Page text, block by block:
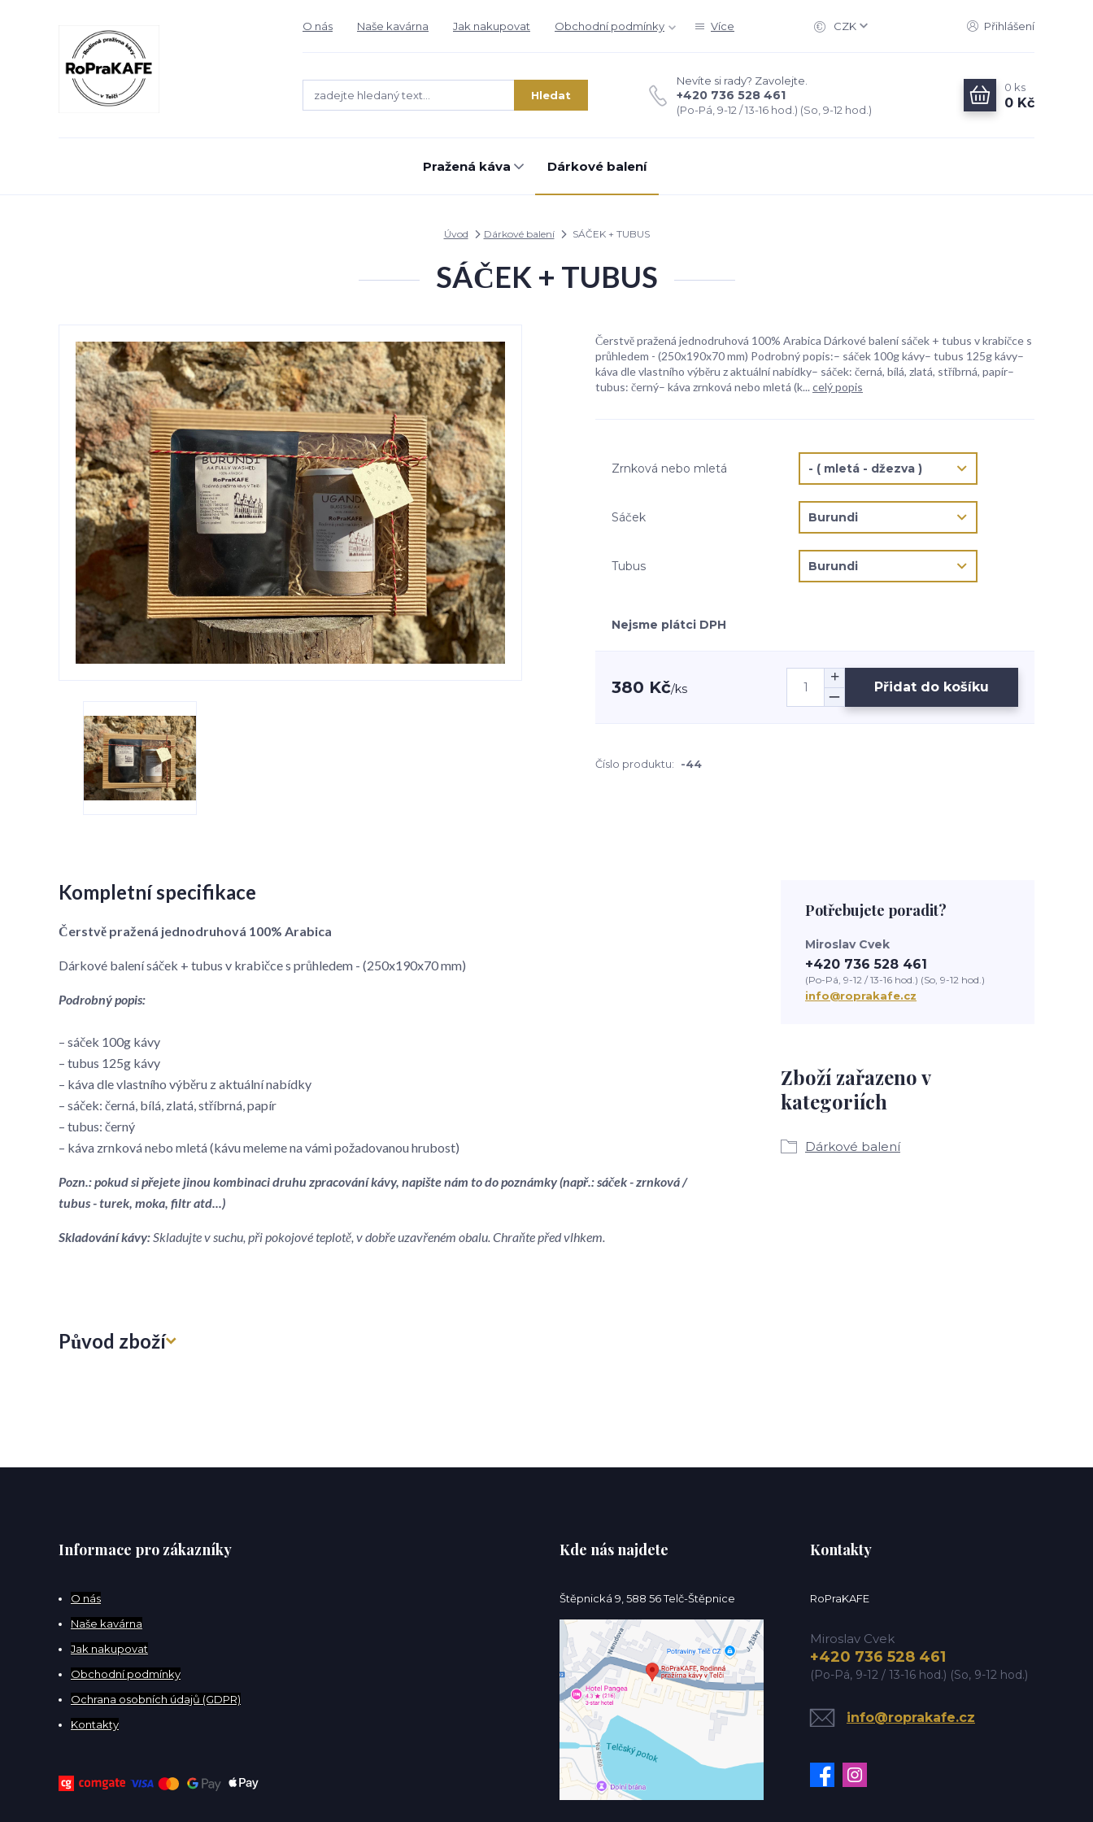
O nás Naše kavárna Jak nakupovat Obchodní podmínky Více CZK Přihlášení
Hledat
Nevíte si rady? Zavolejte.
+420 736 528 461
(Po-Pá, 9-12 / 13-16 hod.) (So, 9-12 hod.)
0 ks
0 Kč
Pražená káva Dárkové balení
Úvod Dárkové balení SÁČEK + TUBUS
SÁČEK + TUBUS
Čerstvě pražená jednodruhová 100% Arabica Dárkové balení sáček + tubus v krabičce s
průhledem - (250x190x70 mm) Podrobný popis:– sáček 100g kávy– tubus 125g kávy–
káva dle vlastního výběru z aktuální nabídky– sáček: černá, bílá, zlatá, stříbrná, papír–
tubus: černý– káva zrnková nebo mletá (k... celý popis
Zrnková nebo mletá
Sáček
Tubus
Nejsme plátci DPH
380 Kč/ks Přidat do košíku
Číslo produktu: -44
Kompletní specifikace
Čerstvě pražená jednodruhová 100% Arabica
Dárkové balení sáček + tubus v krabičce s průhledem - (250x190x70 mm)
Podrobný popis:
– sáček 100g kávy
– tubus 125g kávy
– káva dle vlastního výběru z aktuální nabídky
– sáček: černá, bílá, zlatá, stříbrná, papír
– tubus: černý
– káva zrnková nebo mletá (kávu meleme na vámi požadovanou hrubost)
Pozn.: pokud si přejete jinou kombinaci druhu zpracování kávy, napište nám to do poznámky (např.: sáček - zrnková /
tubus - turek, moka, filtr atd...)
Skladování kávy:Skladujte v suchu, při pokojové teplotě, v dobře uzavřeném obalu. Chraňte před vlhkem.
Původ zboží
Zboží zařazeno v
kategoriích
Dárkové balení
Potřebujete poradit?
Miroslav Cvek
+420 736 528 461
(Po-Pá, 9-12 / 13-16 hod.) (So, 9-12 hod.)
info@roprakafe.cz
Informace pro zákazníky
O nás
Naše kavárna
Jak nakupovat
Obchodní podmínky
Ochrana osobních údajů (GDPR)
Kontakty
Kde nás najdete
Štěpnická 9, 588 56 Telč-Štěpnice
Kontakty
RoPraKAFE
Miroslav Cvek
+420 736 528 461
(Po-Pá, 9-12 / 13-16 hod.) (So, 9-12 hod.)
info@roprakafe.cz